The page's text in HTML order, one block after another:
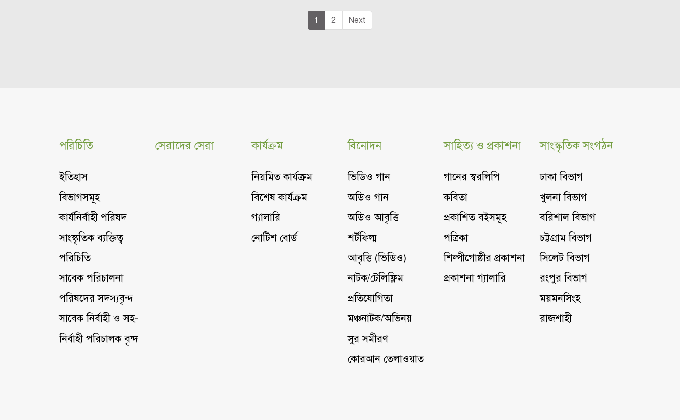
1 2 Next
পরিচিতি
ইতিহাস
বিভাগসমূহ
কার্যনির্বাহী পরিষদ
সাংস্কৃতিক ব্যক্তিত্ব
পরিচিতি
সাবেক পরিচালনা
পরিষদের সদস্যবৃন্দ
সাবেক নির্বাহী ও সহ-
নির্বাহী পরিচালক বৃন্দ
সেরাদের সেরা কার্যক্রম
নিয়মিত কার্যক্রম
বিশেষ কার্যক্রম
গ্যালারি
নোটিশ বোর্ড
বিনোদন
ভিডিও গান
অডিও গান
অডিও আবৃত্তি
শর্টফিল্ম
আবৃত্তি (ভিডিও)
নাটক/টেলিফ্লিম
প্রতিযোগিতা
মঞ্চনাটক/অভিনয়
সুর সমীরণ
কোরআন তেলাওয়াত
সাহিত্য ও প্রকাশনা
গানের স্বরলিপি
কবিতা
প্রকাশিত বইসমূহ
পত্রিকা
শিল্পীগোষ্ঠীর প্রকাশনা
প্রকাশনা গ্যালারি
সাংস্কৃতিক সংগঠন
ঢাকা বিভাগ
খুলনা বিভাগ
বরিশাল বিভাগ
চট্টগ্রাম বিভাগ
সিলেট বিভাগ
রংপুর বিভাগ
ময়মনসিংহ
রাজশাহী